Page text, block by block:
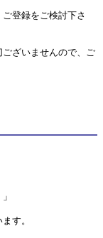
登録をご検討下さ
ざいませんので、ご
す。